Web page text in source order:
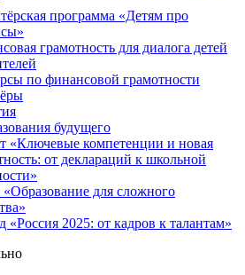
программа «Детям про
грамотность для диалога детей
по финансовой грамотности
будущего
«Ключевые компетенции и новая
от деклараций к школьной
для сложного
«Россия 2025: от кадров к талантам»